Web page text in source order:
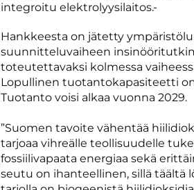
integroitu elektrolyysilaitos.
Hankkeesta on jätetty
suunnitteluvaiheen
toteutettavaksi kolmessa
Lopullinen tuotantokapasiteetti
Tuotanto voisi alkaa vuonna 2029.
”Suomen tavoite vähentää
tarjoaa vihreälle teollisuudelle
fossiilivapaata energiaa sekä
seutu on ihanteellinen, sillä täältä